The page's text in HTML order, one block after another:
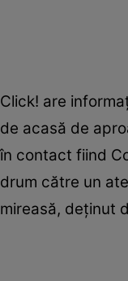
Click! are
de acasă de
în contact fiind
drum către un
mireasă, deținut